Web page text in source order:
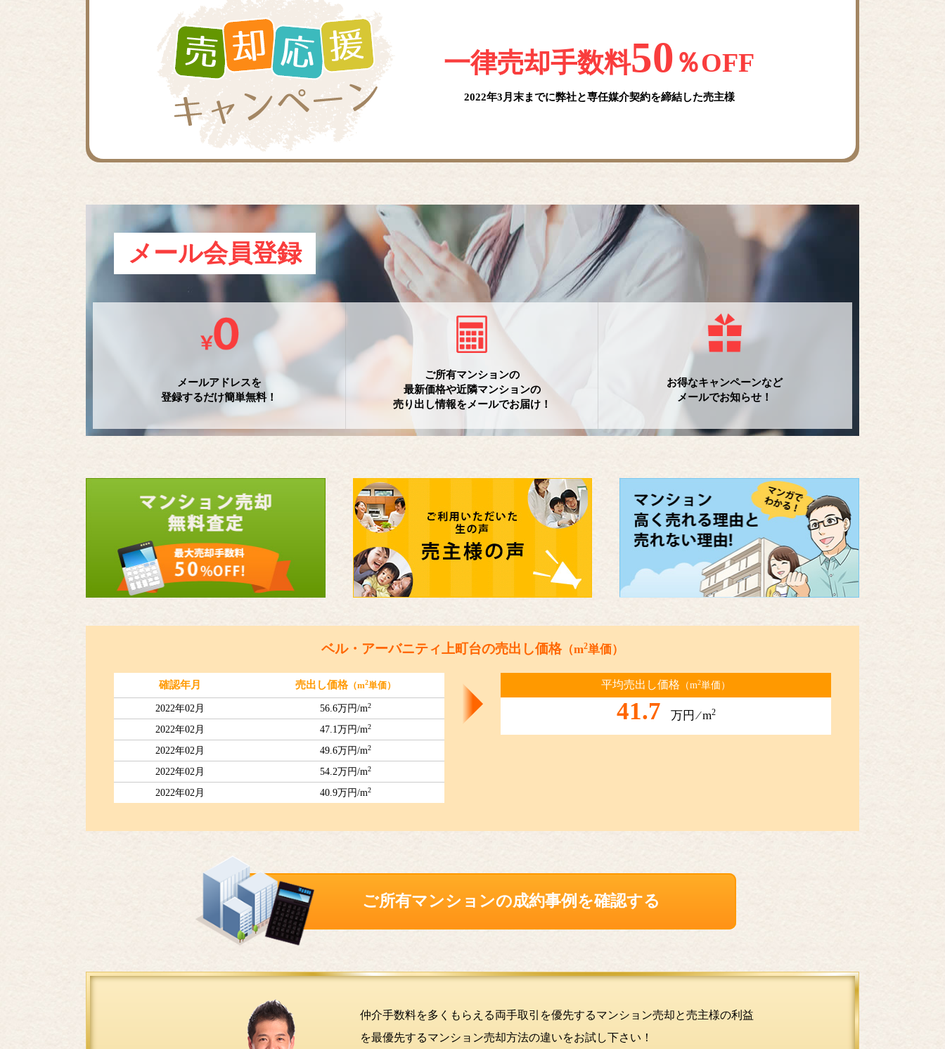
一律売却手数料50 ％OFF
2022年3月末までに弊社と専任媒介契約を締結した売主様
メール会員登録
メールアドレスを
登録するだけ簡単無料！
ご所有マンションの
最新価格や近隣マンションの
売り出し情報をメールでお届け！
お得なキャンペーンなど
メールでお知らせ！
ベル・アーバニティ上町台の売出し価格（m2単価）
確認年月 売出し価格（m2単価）
2022年02月 56.6万円/m2
2022年02月 47.1万円/m2
2022年02月 49.6万円/m2
2022年02月 54.2万円/m2
2022年02月 40.9万円/m2
平均売出し価格 （m2単価）
41.7 万円 ⁄ m2
ご所有マンションの成約事例を確認する
仲介手数料を多くもらえる両手取引を優先するマンション売却と売主様の利益
を最優先するマンション売却方法の違いをお試し下さい！